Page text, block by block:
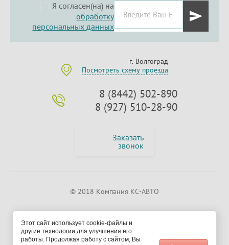
Я согласен(на) на
обработку
персональных данных
г. Волгоград
Посмотреть схему проезда
8 (8442) 502-890
8 (927) 510-28-90
Заказать
звонок
© 2018 Компания КС-АВТО
Этот сайт использует cookie-файлы и
другие технологии для улучшения его
работы. Продолжая работу с сайтом, Вы